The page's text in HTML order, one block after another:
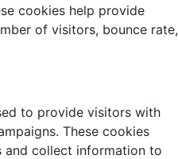
cookies help provide
of visitors, bounce rate,
to provide visitors with
These cookies
and collect information to